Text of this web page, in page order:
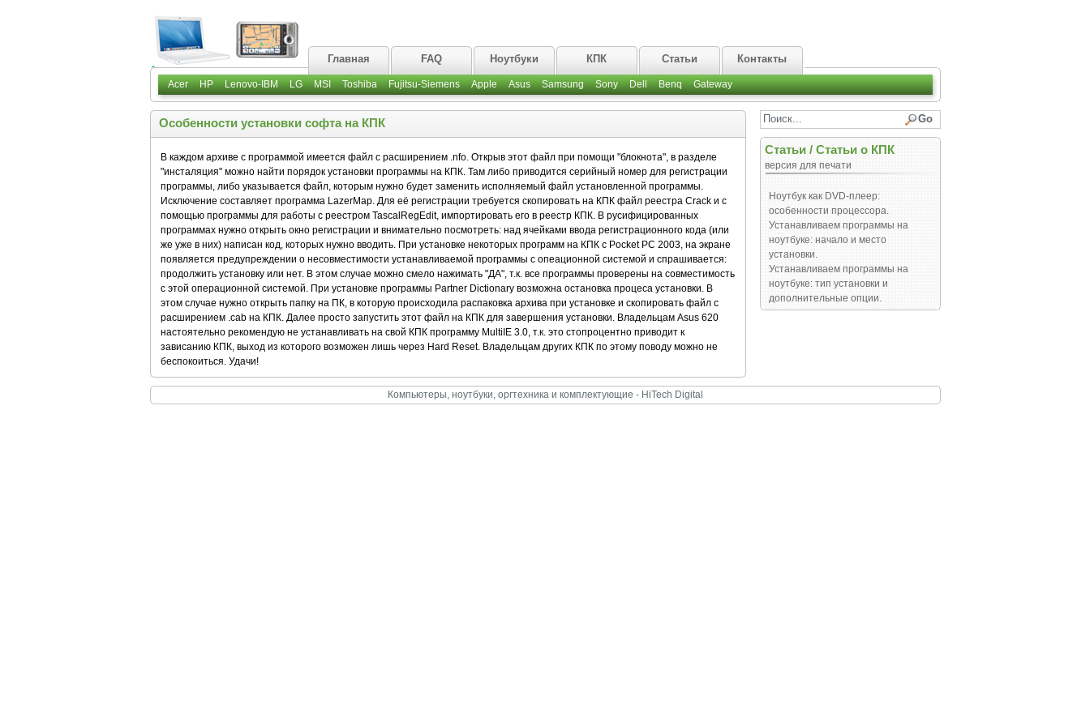
Главная FAQ Ноутбуки КПК Статьи Контакты
Acer HP Lenovo-IBM LG MSI Toshiba Fujitsu-Siemens Apple Asus Samsung Sony Dell Benq Gateway
Особенности установки софта на КПК
В каждом архиве с программой имеется файл с расширением .nfo. Открыв этот файл при помощи "блокнота", в разделе
"инсталяция" можно найти порядок установки программы на КПК. Там либо приводится серийный номер для регистрации
программы, либо указывается файл, которым нужно будет заменить исполняемый файл установленной программы.
Исключение составляет программа LazerMap. Для её регистрации требуется скопировать на КПК файл реестра Crack и с
помощью программы для работы с реестром TascalRegEdit, импортировать его в реестр КПК. В русифицированных
программах нужно открыть окно регистрации и внимательно посмотреть: над ячейками ввода регистрационного кода (или
же уже в них) написан код, которых нужно вводить. При установке некоторых программ на КПК с Pocket PC 2003, на экране
появляется предупреждении о несовместимости устанавливаемой программы с опеационной системой и спрашивается:
продолжить установку или нет. В этом случае можно смело нажимать "ДА", т.к. все программы проверены на совместимость
с этой операционной системой. При установке программы Partner Dictionary возможна остановка процеса установки. В
этом случае нужно открыть папку на ПК, в которую происходила распаковка архива при установке и скопировать файл с
расширением .cab на КПК. Далее просто запустить этот файл на КПК для завершения установки. Владельцам Asus 620
настоятельно рекомендую не устанавливать на свой КПК программу MultiIE 3.0, т.к. это стопроцентно приводит к
зависанию КПК, выход из которого возможен лишь через Hard Reset. Владельцам других КПК по этому поводу можно не
беспокоиться. Удачи!
Статьи/ Статьи о КПК
версия для печати
Ноутбук как DVD-плеер:
особенности процессора.
Устанавливаем программы на
ноутбуке: начало и место
установки.
Устанавливаем программы на
ноутбуке: тип установки и
дополнительные опции.
Компьютеры, ноутбуки, оргтехника и комплектующие - HiTech Digital